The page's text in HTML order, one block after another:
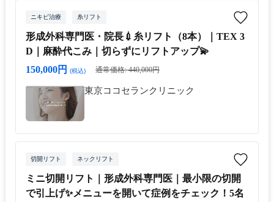
ニキビ治療 糸リフト
形成外科専門医・院長💉糸リフト（8本）｜TEX 3
D｜麻酔代こみ｜切らずにリフトアップ💫
150,000円
(税込) 通常価格: 440,000円
東京ココセランクリニック
切開リフト ネックリフト
ミニ切開リフト｜形成外科専門医｜最小限の切開
で引上げ✨メニューを開いて症例をチェック！5名